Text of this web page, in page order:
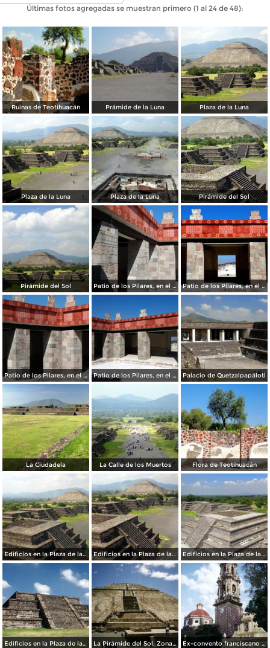
Últimas fotos agregadas se muestran primero (1 al 24 de 48):
Ruinas de Teotihuacán Prámide de la Luna Plaza de la Luna
Plaza de la Luna Plaza de la Luna Pirámide del Sol
Pirámide del Sol Patio de los Pilares, en el Palacio de Quetzalpapálotl Patio de los Pilares, en el Palacio de Quetzalpapálotl
Patio de los Pilares, en el Palacio de Quetzalpapálotl Patio de los Pilares, en el Palacio de Quetzalpapálotl Palacio de Quetzalpapálotl
La Ciudadela La Calle de los Muertos Flora de Teotihuacán
Edificios en la Plaza de la Luna Edificios en la Plaza de la Luna Edificios en la Plaza de la Luna
Edificios en la Plaza de la Luna La Pirámide del Sol. Zona arqueológica de Teotihuacán. 1994 Ex-convento franciscano de San Juán, siglo XVI. Teotihuacán, Edo. de México